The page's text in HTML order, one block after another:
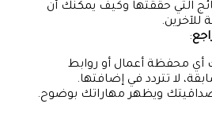
التي حققتها وكيف يمكنك أن
:
أي محفظة أعمال أو روابط
لا تتردد في إضافتها.
ويظهر مهاراتك بوضوح.